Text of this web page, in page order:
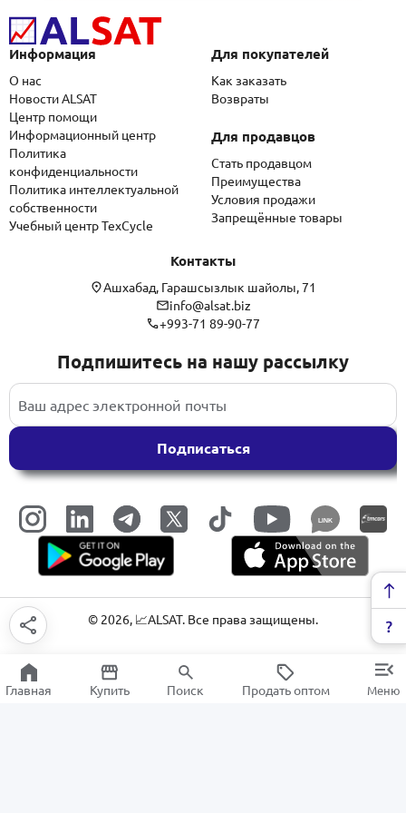
Информация
О нас
Новости ALSAT
Центр помощи
Информационный центр
Политика
конфиденциальности
Политика интеллектуальной
собственности
Учебный центр TexCycle
Для покупателей
Как заказать
Возвраты
Для продавцов
Стать продавцом
Преимущества
Условия продажи
Запрещённые товары
Контакты
Ашхабад, Гарашсызлык шайолы, 71
info@alsat.biz
+993-71 89-90-77
Подпишитесь на нашу рассылку
Подписаться
LINK
© 2026, 📈ALSAT. Все права защищены.
Главная Купить Поиск Продать оптом Меню